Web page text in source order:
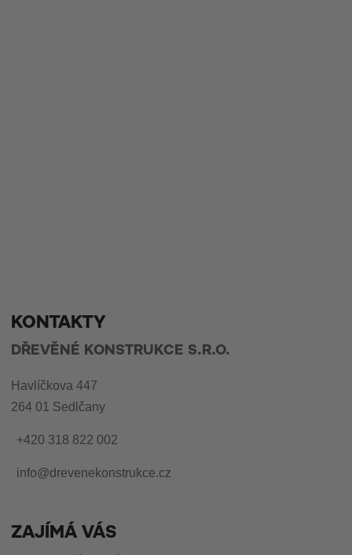
KONTAKTY
DŘEVĚNÉ KONSTRUKCE S.R.O.
Havlíčkova 447
264 01 Sedlčany
+420 318 822 002
info@drevenekonstrukce.cz
ZAJÍMÁ VÁS